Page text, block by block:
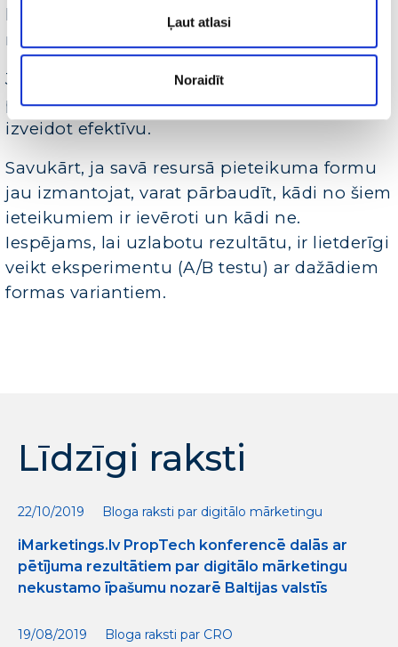
Ļaut atlasi
Noraidīt
kas dublējas, novirza no galvenā formas
mērķa – nosūtīšanas.
Ja esat procesā un pašlaik veidojiet
pieteikšanās formu, šie padomi palīdzēs to
izveidot efektīvu.
Savukārt, ja savā resursā pieteikuma formu
jau izmantojat, varat pārbaudīt, kādi no šiem
ieteikumiem ir ievēroti un kādi ne.
Iespējams, lai uzlabotu rezultātu, ir lietderīgi
veikt eksperimentu (A/B testu) ar dažādiem
formas variantiem.
Līdzīgi raksti
22/10/2019 Bloga raksti par digitālo mārketingu
iMarketings.lv PropTech konferencē dalās ar
pētījuma rezultātiem par digitālo mārketingu
nekustamo īpašumu nozarē Baltijas valstīs
19/08/2019 Bloga raksti par CRO